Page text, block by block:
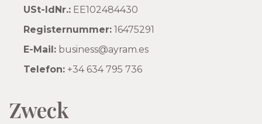
USt-IdNr.: EE102484430
Registernummer: 16475291
E-Mail: business@ayram.es
Telefon: +34 634 795 736
Zweck